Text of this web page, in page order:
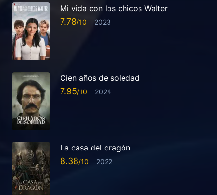
Mi vida con los chicos Walter
7.78 2023
Cien años de soledad
7.95 2024
La casa del dragón
8.38 2022